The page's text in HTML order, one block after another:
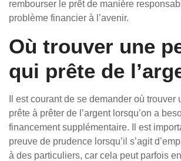
rembourser le prêt de manière
problème financier à l’avenir.
Où trouver une
qui prête de
Il est courant de se demander où trouver
prête à prêter de l’argent lorsqu’on a
financement supplémentaire. Il est
preuve de prudence lorsqu’il s’agit
à des particuliers, car cela peut parfois